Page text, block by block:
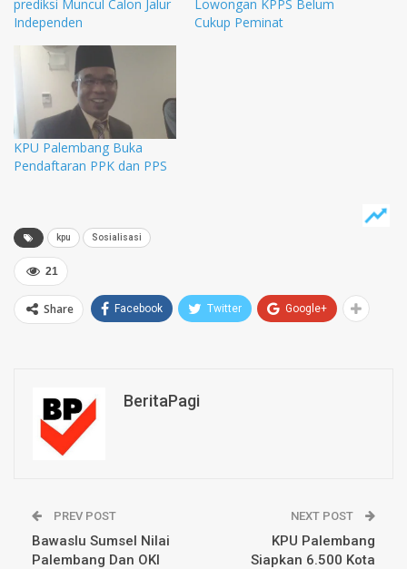
prediksi Muncul Calon Jalur
Independen
Lowongan KPPS Belum
Cukup Peminat
KPU Palembang Buka
Pendaftaran PPK dan PPS
kpu Sosialisasi
21
Share Facebook Twitter Google+
BeritaPagi
PREV POST
Bawaslu Sumsel Nilai
Palembang Dan OKI
NEXT POST
KPU Palembang
Siapkan 6.500 Kota